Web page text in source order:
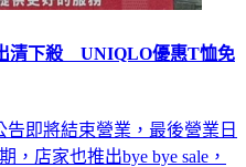
清下殺 UNIQLO優惠T恤免
即將結束營業，最後營業日
店家也推出bye bye sale，